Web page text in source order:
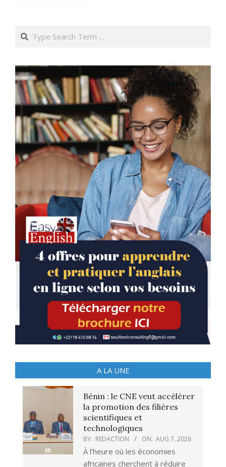
Search
A LA UNE
Bénin : le CNE veut accélérer
la promotion des filières
scientifiques et
technologiques
BY: REDACTION ON: AUG 7, 2026
À l’heure où les économies
africaines cherchent à réduire